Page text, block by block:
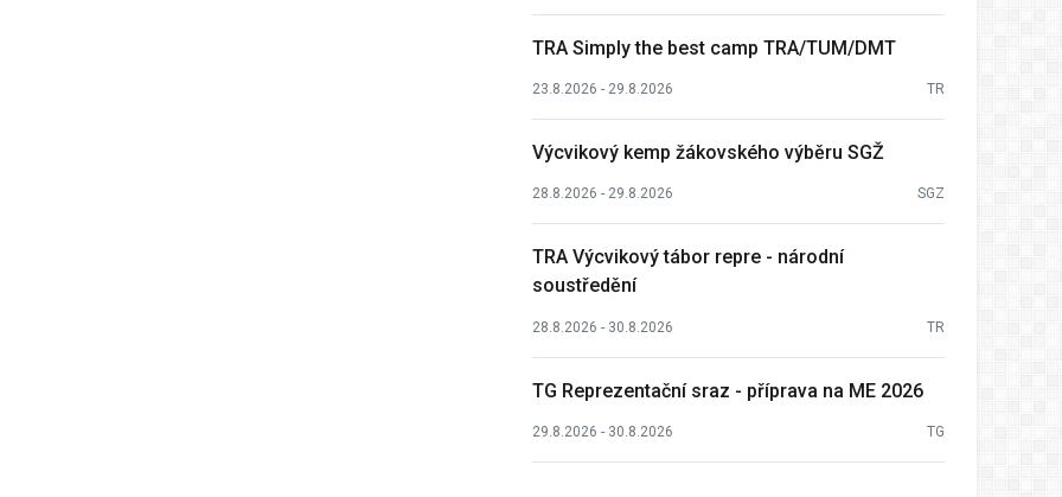
TRA Simply the best camp TRA/TUM/DMT
23.8.2026 - 29.8.2026 TR
Výcvikový kemp žákovského výběru SGŽ
28.8.2026 - 29.8.2026 SGZ
TRA Výcvikový tábor repre - národní
soustředění
28.8.2026 - 30.8.2026 TR
TG Reprezentační sraz - příprava na ME 2026
29.8.2026 - 30.8.2026 TG